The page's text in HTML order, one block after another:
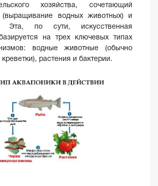
хозяйства, сочетающий
(выращивание водных животных) и
Эта, по сути, искусственная
на трех ключевых типах
водные животные (обычно
растения и бактерии.